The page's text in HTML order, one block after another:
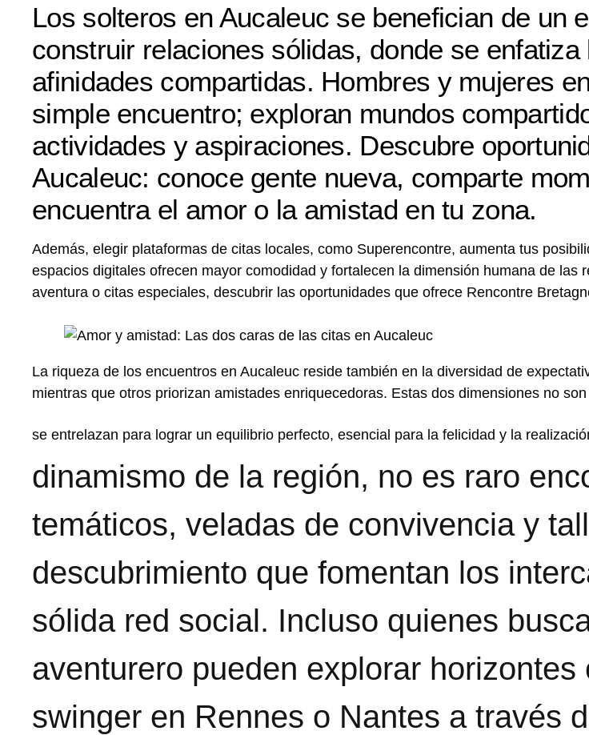
Los solteros en Aucaleuc se benefician de un
construir relaciones sólidas, donde se enfatiza
afinidades compartidas. Hombres y mujeres
simple encuentro; exploran mundos
actividades y aspiraciones. Descubre
Aucaleuc: conoce gente nueva, comparte
encuentra el amor o la amistad en tu zona.
Además, elegir plataformas de citas locales, como Superencontre, aumenta tus
espacios digitales ofrecen mayor comodidad y fortalecen la dimensión humana de las
aventura o citas especiales, descubrir las oportunidades que ofrece Rencontre
La riqueza de los encuentros en Aucaleuc reside también en la diversidad de
mientras que otros priorizan amistades enriquecedoras. Estas dos dimensiones no
se entrelazan para lograr un equilibrio perfecto, esencial para la felicidad y la
dinamismo de la región, no es raro
temáticos, veladas de convivencia y
descubrimiento que fomentan los
sólida red social. Incluso quienes
aventurero pueden explorar
swinger en Rennes o Nantes a través